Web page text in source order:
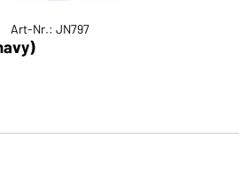
Art-Nr.: JN797